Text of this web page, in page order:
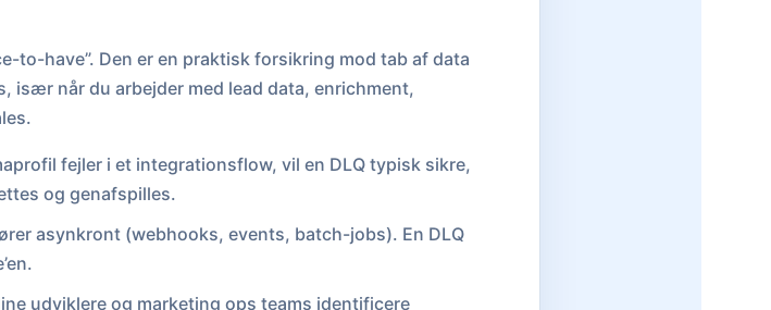
to-have”. Den er en praktisk forsikring mod tab af data
især når du arbejder med lead data, enrichment,
fejler i et integrationsflow, vil en DLQ typisk sikre,
og genafspilles.
asynkront (webhooks, events, batch-jobs). En DLQ
udviklere og marketing ops teams identificere